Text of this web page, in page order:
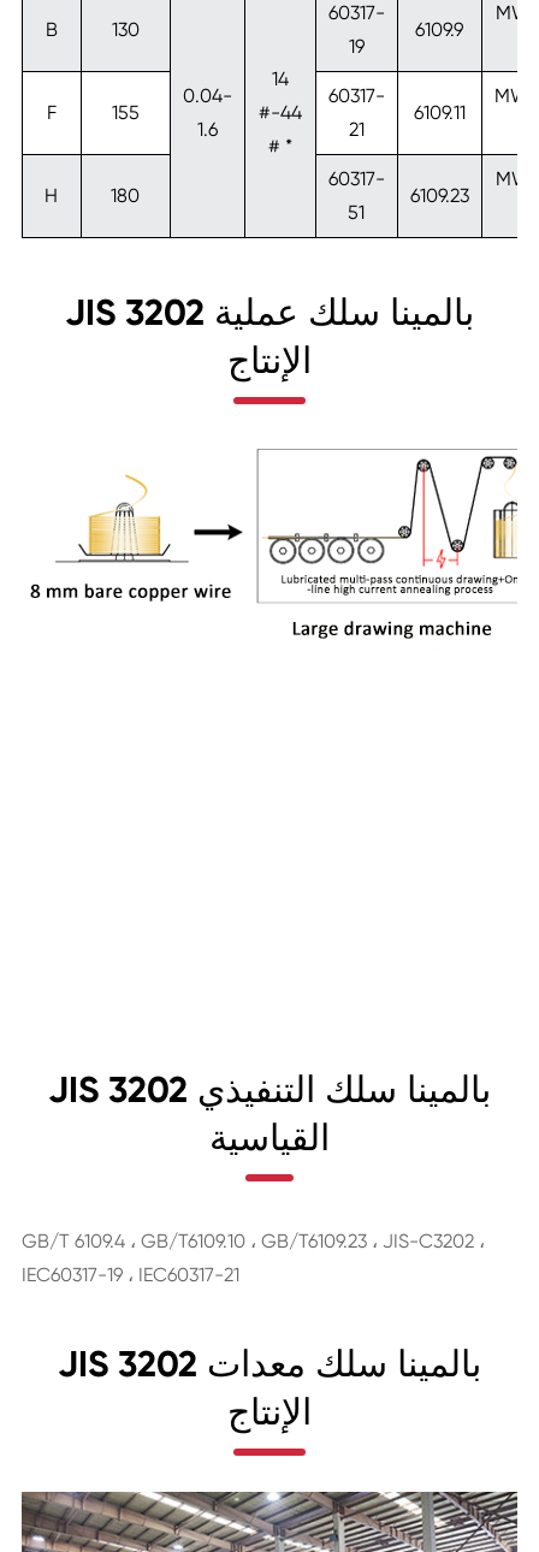
B 130
0.04-
1.6
14
#-44
# *
60317-
19
6109.9
F 155
60317-
21
6109.11
H 180
60317-
51
6109.23
JIS 3202 بالمينا سلك عملية
الإنتاج
JIS 3202 بالمينا سلك التنفيذي
القياسية
GB/T 6109.4 ، GB/T6109.10 ، GB/T6109.23 ، JIS-C3202 ،
IEC60317-19 ، IEC60317-21
JIS 3202 بالمينا سلك معدات
الإنتاج